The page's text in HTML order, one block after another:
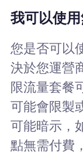
我可以使
您是否可以
決於您運營
限流量套餐
可能會限製
可能暗示，
點無需付費